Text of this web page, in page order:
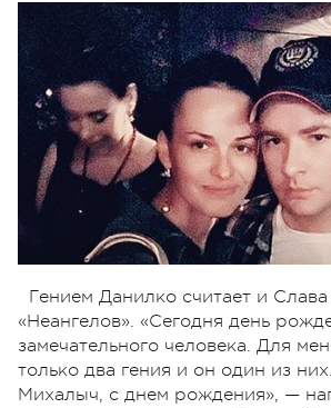
Гением Данилко считает и
«Неангелов». «Сегодня день
замечательного человека. Для
только два гения и он один из
Михалыч, с днем рождения», —